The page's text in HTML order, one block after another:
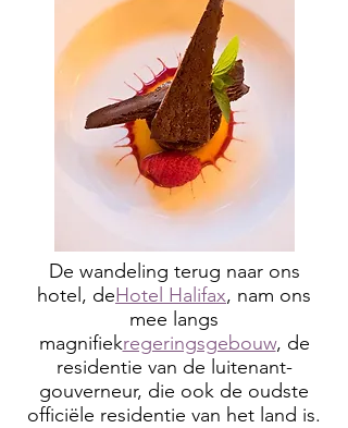
De wandeling terug naar ons
hotel, deHotel Halifax, nam ons
mee langs
magnifiekregeringsgebouw, de
residentie van de luitenant-
gouverneur, die ook de oudste
officiële residentie van het land is.